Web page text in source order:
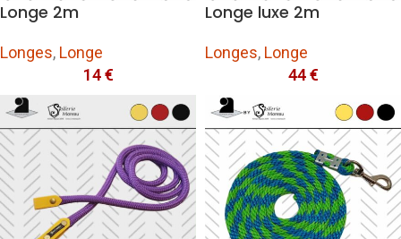
Longe 2m
Longes, Longe
14€
Longe luxe 2m
Longes, Longe
44€